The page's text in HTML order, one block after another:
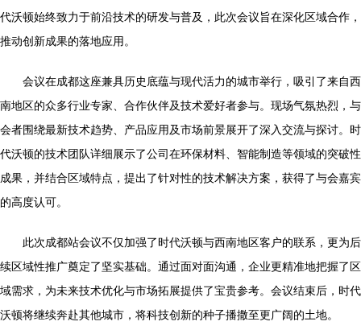
代沃顿始终致力于前沿技术的研发与普及，此次会议旨在深化区域合作，
推动创新成果的落地应用。
会议在成都这座兼具历史底蕴与现代活力的城市举行，吸引了来自西
南地区的众多行业专家、合作伙伴及技术爱好者参与。现场气氛热烈，与
会者围绕最新技术趋势、产品应用及市场前景展开了深入交流与探讨。时
代沃顿的技术团队详细展示了公司在环保材料、智能制造等领域的突破性
成果，并结合区域特点，提出了针对性的技术解决方案，获得了与会嘉宾
的高度认可。
此次成都站会议不仅加强了时代沃顿与西南地区客户的联系，更为后
续区域性推广奠定了坚实基础。通过面对面沟通，企业更精准地把握了区
域需求，为未来技术优化与市场拓展提供了宝贵参考。会议结束后，时代
沃顿将继续奔赴其他城市，将科技创新的种子播撒至更广阔的土地。